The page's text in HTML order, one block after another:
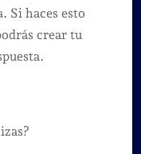
Si haces esto
crear tu